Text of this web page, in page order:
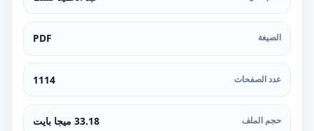
الصيغة PDF
عدد الصفحات 1114
حجم الملف 33.18 ميجا بايت